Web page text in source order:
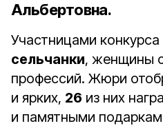
Альбертовна.
Участницами конкурса
сельчанки, женщины
профессий. Жюри
и ярких, 26 из них
и памятными